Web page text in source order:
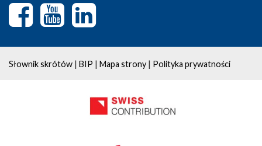
Słownik skrótów | BIP | Mapa strony | Polityka prywatności